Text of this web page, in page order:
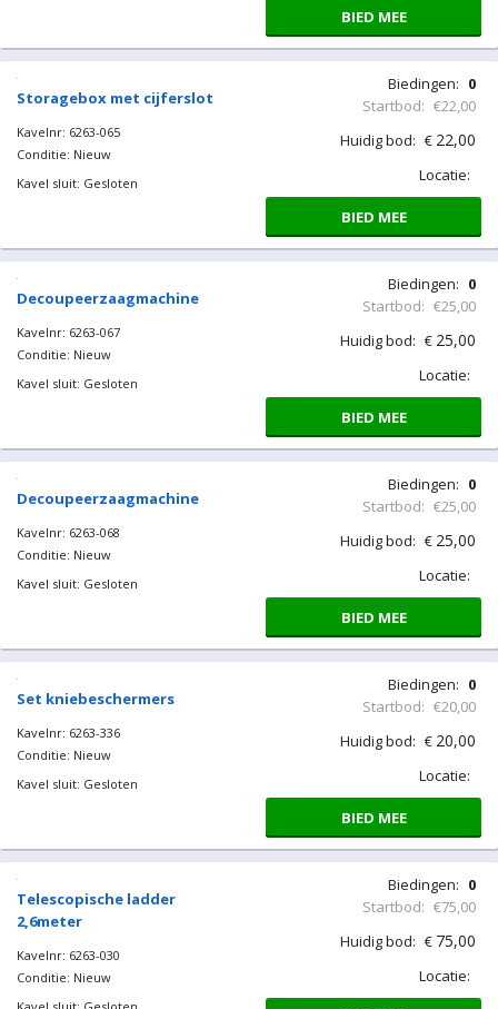
Storagebox met cijferslot
Kavelnr: 6263-064
Conditie: Nieuw
Kavel sluit: Gesloten
Biedingen: 0
Startbod: €22,00
22,00
Locatie:
BIED MEE
Storagebox met cijferslot
Kavelnr: 6263-065
Conditie: Nieuw
Kavel sluit: Gesloten
Biedingen: 0
Startbod: €22,00
22,00
Locatie:
BIED MEE
Decoupeerzaagmachine
Kavelnr: 6263-067
Conditie: Nieuw
Kavel sluit: Gesloten
Biedingen: 0
Startbod: €25,00
25,00
Locatie:
BIED MEE
Decoupeerzaagmachine
Conditie: Nieuw
Kavel sluit: Gesloten
Biedingen: 0
Startbod: €25,00
25,00
Locatie:
BIED MEE
Set kniebeschermers
Kavelnr: 6263-336
Conditie: Nieuw
Kavel sluit: Gesloten
Biedingen: 0
Startbod: €20,00
20,00
Locatie:
BIED MEE